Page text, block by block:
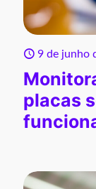
9 de junho
placas